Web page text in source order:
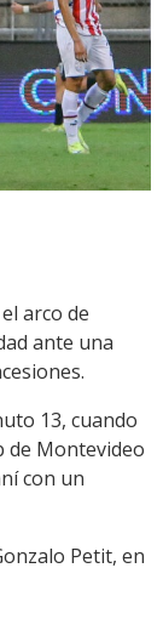
arco de
ante una
13, cuando
de Montevideo
con un
Petit, en